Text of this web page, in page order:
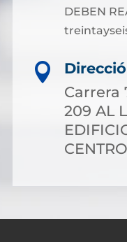
DEBEN

Carrera
209 AL
CENTRO